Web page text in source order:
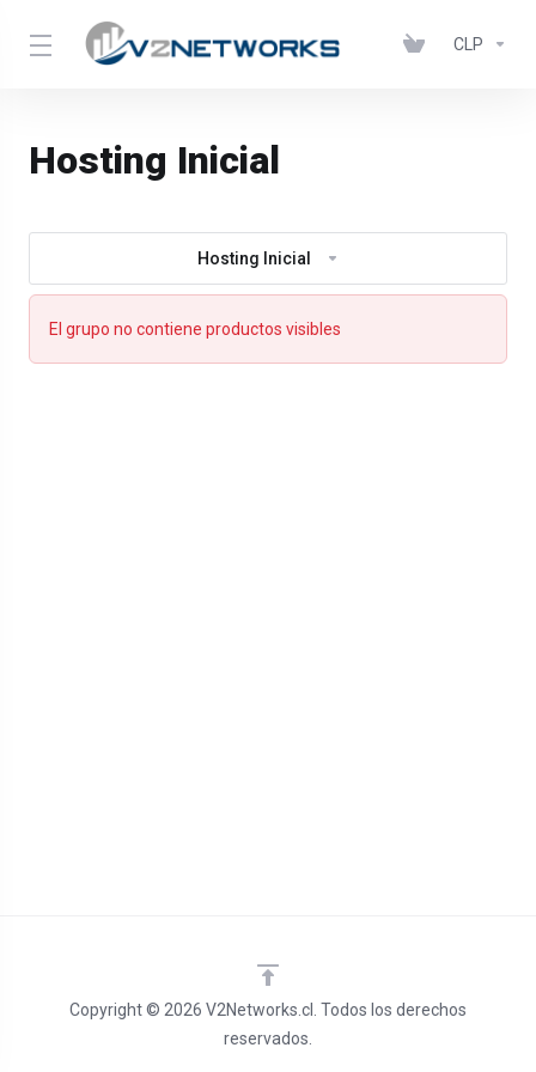
CLP
Hosting Inicial
Hosting Inicial
El grupo no contiene productos visibles
Copyright © 2026 V2Networks.cl. Todos los derechos
reservados.